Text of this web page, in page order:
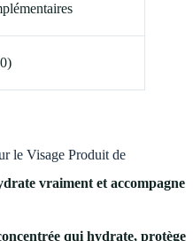
le Visage Produit de
vraiment et accompagne
qui hydrate, protège